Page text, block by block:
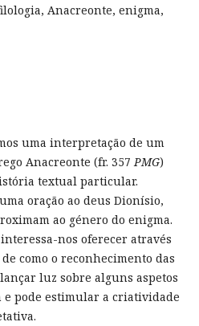
Anacreonte, enigma,
uma interpretação de um
Anacreonte (fr. 357PMG)
textual particular.
oração ao deus Dionísio,
ao género do enigma.
nos oferecer através
como o reconhecimento das
luz sobre alguns aspetos
e pode estimular a criatividade